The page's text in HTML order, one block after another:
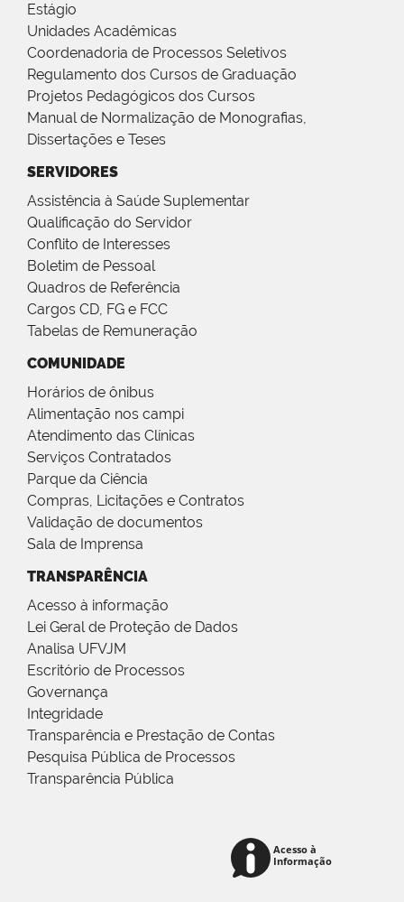
Estágio
Unidades Acadêmicas
Coordenadoria de Processos Seletivos
Regulamento dos Cursos de Graduação
Projetos Pedagógicos dos Cursos
Manual de Normalização de Monografias,
Dissertações e Teses
SERVIDORES
Assistência à Saúde Suplementar
Qualificação do Servidor
Conflito de Interesses
Boletim de Pessoal
Quadros de Referência
Cargos CD, FG e FCC
Tabelas de Remuneração
COMUNIDADE
Horários de ônibus
Alimentação nos campi
Atendimento das Clínicas
Serviços Contratados
Parque da Ciência
Compras, Licitações e Contratos
Validação de documentos
Sala de Imprensa
TRANSPARÊNCIA
Acesso à informação
Lei Geral de Proteção de Dados
Analisa UFVJM
Escritório de Processos
Governança
Integridade
Transparência e Prestação de Contas
Pesquisa Pública de Processos
Transparência Pública